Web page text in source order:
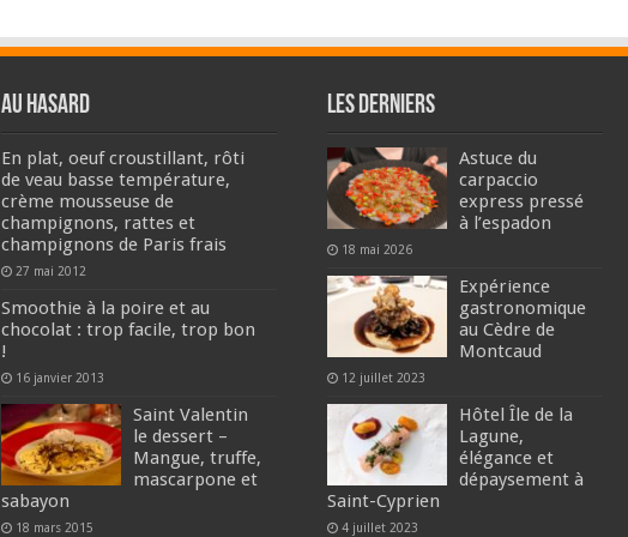
Au hasard
En plat, oeuf croustillant, rôti
de veau basse température,
crème mousseuse de
champignons, rattes et
champignons de Paris frais
27 mai 2012
Smoothie à la poire et au
chocolat : trop facile, trop bon
!
16 janvier 2013
Saint Valentin
le dessert –
Mangue, truffe,
mascarpone et
sabayon
18 mars 2015
Les derniers
Astuce du
carpaccio
express pressé
à l’espadon
18 mai 2026
Expérience
gastronomique
au Cèdre de
Montcaud
12 juillet 2023
Hôtel Île de la
Lagune,
élégance et
dépaysement à
Saint-Cyprien
4 juillet 2023